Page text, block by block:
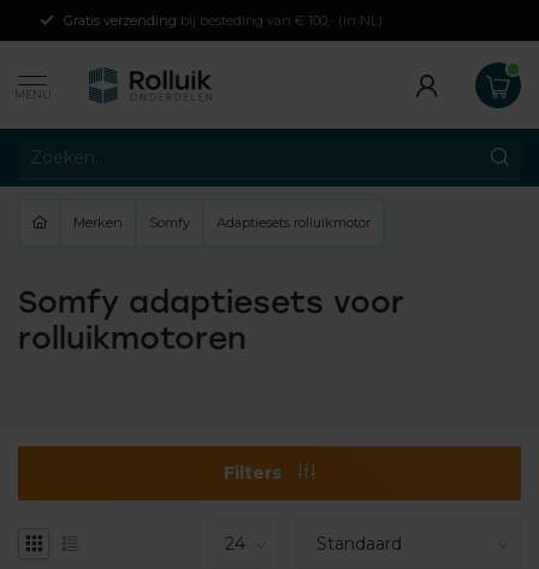
Gratis verzending bij besteding van € 100,- (in NL)
MENU
Merken Somfy Adaptiesets rolluikmotor
Somfy adaptiesets voor
rolluikmotoren
Filters